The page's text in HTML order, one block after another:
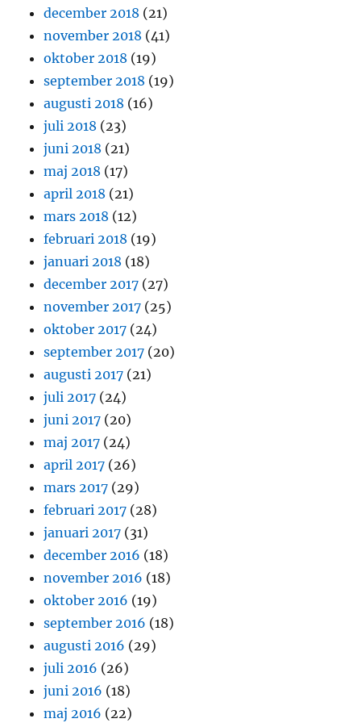
december 2018 (21)
november 2018 (41)
oktober 2018 (19)
september 2018 (19)
augusti 2018 (16)
juli 2018 (23)
juni 2018 (21)
maj 2018 (17)
april 2018 (21)
mars 2018 (12)
februari 2018 (19)
januari 2018 (18)
december 2017 (27)
november 2017 (25)
oktober 2017 (24)
september 2017 (20)
augusti 2017 (21)
juli 2017 (24)
juni 2017 (20)
maj 2017 (24)
april 2017 (26)
mars 2017 (29)
februari 2017 (28)
januari 2017 (31)
december 2016 (18)
november 2016 (18)
oktober 2016 (19)
september 2016 (18)
augusti 2016 (29)
juli 2016 (26)
juni 2016 (18)
maj 2016 (22)